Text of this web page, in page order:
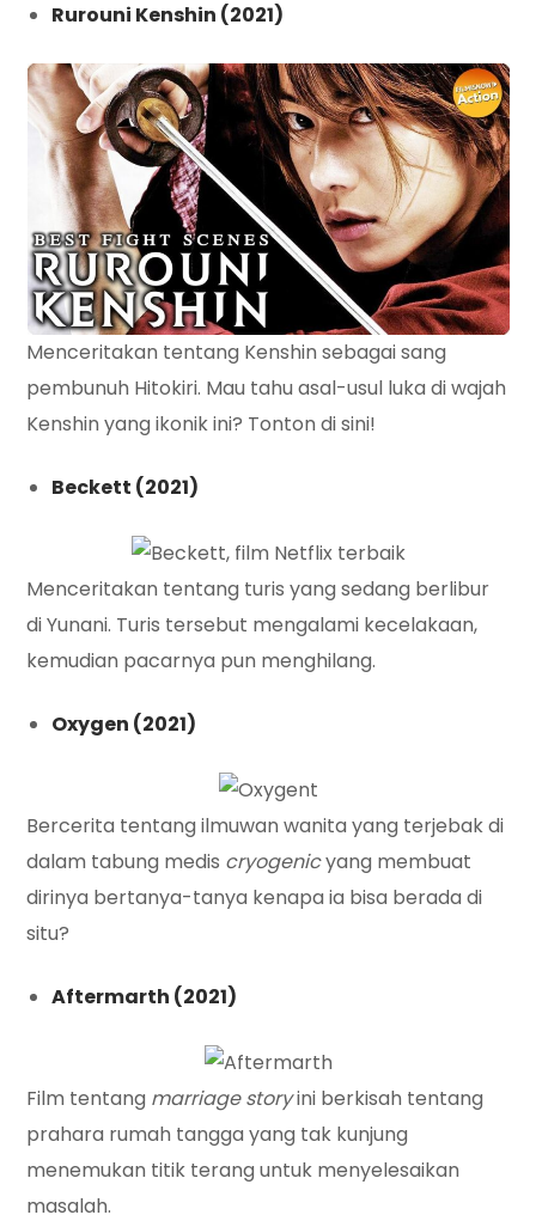
Rurouni Kenshin (2021)
Menceritakan tentang Kenshin sebagai sang
pembunuh Hitokiri. Mau tahu asal-usul luka di wajah
Kenshin yang ikonik ini? Tonton di sini!
Beckett (2021)
Menceritakan tentang turis yang sedang berlibur
di Yunani. Turis tersebut mengalami kecelakaan,
kemudian pacarnya pun menghilang.
Oxygen (2021)
Bercerita tentang ilmuwan wanita yang terjebak di
dalam tabung medis cryogenicyang membuat
dirinya bertanya-tanya kenapa ia bisa berada di
situ?
Aftermarth (2021)
Film tentang marriage storyini berkisah tentang
prahara rumah tangga yang tak kunjung
menemukan titik terang untuk menyelesaikan
masalah.